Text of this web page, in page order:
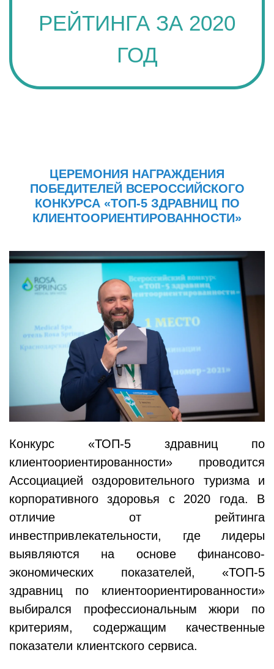
РЕЙТИНГА ЗА 2020
ГОД
ЦЕРЕМОНИЯ НАГРАЖДЕНИЯ
ПОБЕДИТЕЛЕЙ ВСЕРОССИЙСКОГО
КОНКУРСА «ТОП-5 ЗДРАВНИЦ ПО
КЛИЕНТООРИЕНТИРОВАННОСТИ»
Конкурс «ТОП-5 здравниц по
клиентоориентированности» проводится
Ассоциацией оздоровительного туризма и
корпоративного здоровья с 2020 года. В
отличие от рейтинга
инвестпривлекательности, где лидеры
выявляются на основе финансово-
экономических показателей, «ТОП-5
здравниц по клиентоориентированности»
выбирался профессиональным жюри по
критериям, содержащим качественные
показатели клиентского сервиса.